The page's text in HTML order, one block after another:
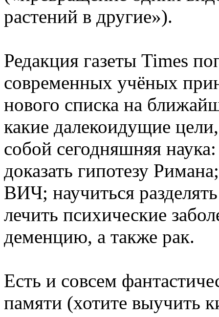
растений в другие»).
Редакция газеты Times
современных учёных
нового списка на
какие далекоидущие
собой сегодняшняя
доказать гипотезу
ВИЧ; научиться
лечить психические
деменцию, а также рак.
Есть и совсем
памяти (хотите выучить